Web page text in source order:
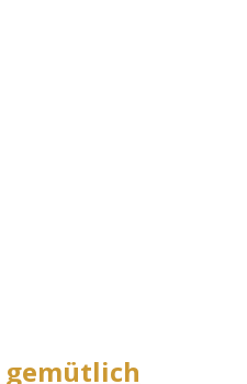
gemütlich